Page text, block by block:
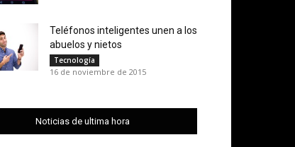
Teléfonos inteligentes unen a los
abuelos y nietos
Tecnología
16 de noviembre de 2015
Noticias de ultima hora